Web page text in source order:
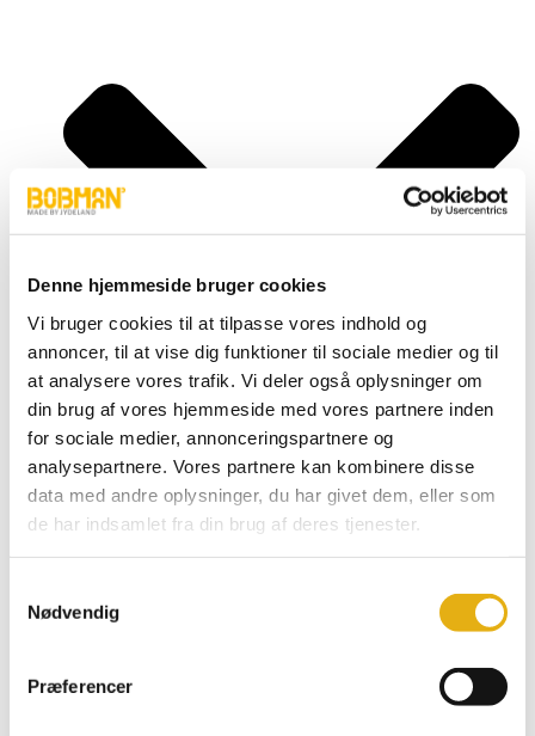
Denne hjemmeside bruger cookies
Vi bruger cookies til at tilpasse vores indhold og
annoncer, til at vise dig funktioner til sociale medier og til
at analysere vores trafik. Vi deler også oplysninger om
din brug af vores hjemmeside med vores partnere inden
for sociale medier, annonceringspartnere og
analysepartnere. Vores partnere kan kombinere disse
data med andre oplysninger, du har givet dem, eller som
de har indsamlet fra din brug af deres tjenester.
Nødvendig
Præferencer
Super, S
Frontload, FL
Multiload, Feeder